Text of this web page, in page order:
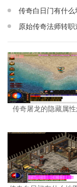
传奇白日门有什
原始传奇法师转职
传奇屠龙的隐藏属